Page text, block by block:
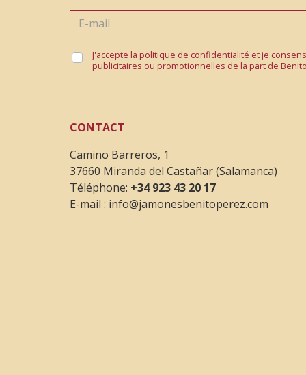
J'accepte la politique de confidentialité et je
publicitaires ou promotionnelles de la part de
CONTACT
Camino Barreros, 1
37660 Miranda del Castañar (Salamanca)
Téléphone: +34 923 43 20 17
E-mail : info@jamonesbenitoperez.com